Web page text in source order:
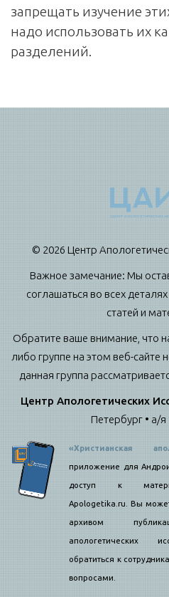
запрещать изучение
надо использовать их
разделений.
© 2026 Центр
Важное замечание: Мы
соглашаться во всех
статей и
Обратите ваше внимание, что
либо группе на этом веб-сайте
данная группа
Центр Апологетических
Петербург • а/я
«Христианская
приложение для
доступ к
Apologetika.ru. Вы
архивом
апологетических
обратиться к
вопросами.